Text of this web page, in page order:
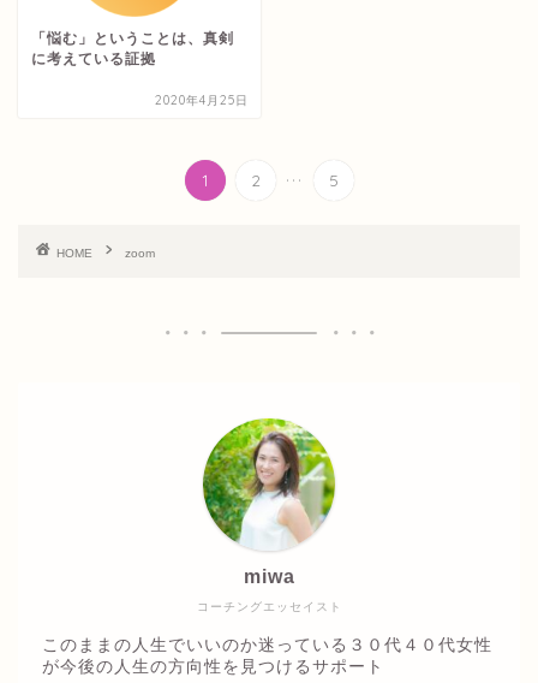
「悩む」ということは、真剣
に考えている証拠
2020年4月25日
1 2 ... 5
HOME zoom
コーチングエッセイスト
miwa
このままの人生でいいのか迷っている３０代４０代女性
が今後の人生の方向性を見つけるサポート